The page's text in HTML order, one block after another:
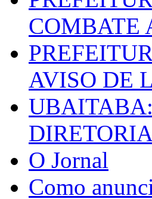
COMBATE
AVISO DE
O Jornal
Como